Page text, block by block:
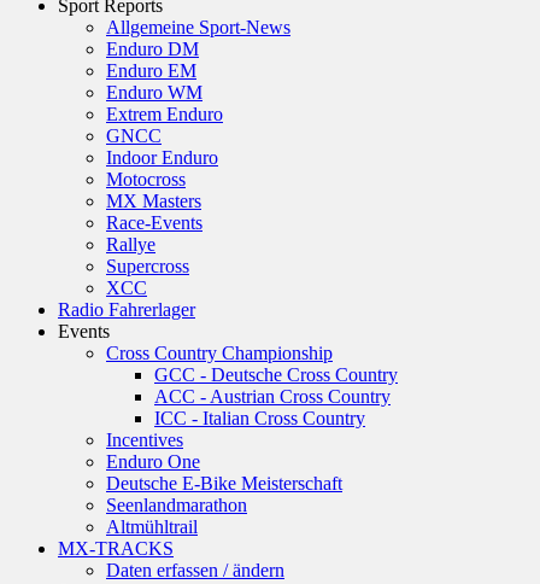
Sport Reports
Allgemeine Sport-News
Enduro DM
Enduro EM
Enduro WM
Extrem Enduro
GNCC
Indoor Enduro
Motocross
MX Masters
Race-Events
Rallye
Supercross
XCC
Radio Fahrerlager
Events
Cross Country Championship
GCC - Deutsche Cross Country
ACC - Austrian Cross Country
ICC - Italian Cross Country
Incentives
Enduro One
Deutsche E-Bike Meisterschaft
Seenlandmarathon
Altmühltrail
MX-TRACKS
Daten erfassen / ändern